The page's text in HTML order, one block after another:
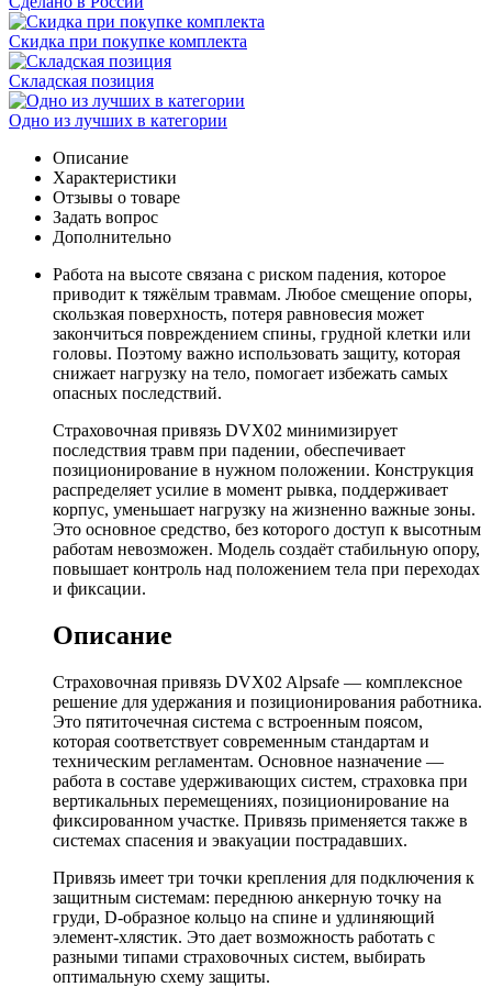
Скидка при покупке комплекта
Складская позиция
Одно из лучших в категории
Описание
Характеристики
Отзывы о товаре
Задать вопрос
Дополнительно
Работа на высоте связана с риском падения, которое
приводит к тяжёлым травмам. Любое смещение опоры,
скользкая поверхность, потеря равновесия может
закончиться повреждением спины, грудной клетки или
головы. Поэтому важно использовать защиту, которая
снижает нагрузку на тело, помогает избежать самых
опасных последствий.
Страховочная привязь DVX02 минимизирует
последствия травм при падении, обеспечивает
позиционирование в нужном положении. Конструкция
распределяет усилие в момент рывка, поддерживает
корпус, уменьшает нагрузку на жизненно важные зоны.
Это основное средство, без которого доступ к высотным
работам невозможен. Модель создаёт стабильную опору,
повышает контроль над положением тела при переходах
и фиксации.
Описание
Страховочная привязь DVX02 Alpsafe — комплексное
решение для удержания и позиционирования работника.
Это пятиточечная система с встроенным поясом,
которая соответствует современным стандартам и
техническим регламентам. Основное назначение —
работа в составе удерживающих систем, страховка при
вертикальных перемещениях, позиционирование на
фиксированном участке. Привязь применяется также в
системах спасения и эвакуации пострадавших.
Привязь имеет три точки крепления для подключения к
защитным системам: переднюю анкерную точку на
груди, D-образное кольцо на спине и удлиняющий
элемент-хлястик. Это дает возможность работать с
разными типами страховочных систем, выбирать
оптимальную схему защиты.